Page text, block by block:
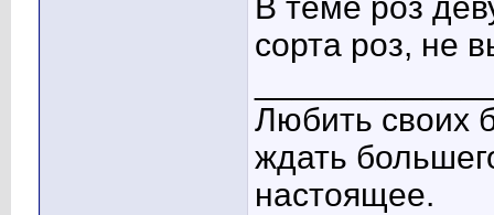
В теме роз
сорта роз, не
Любить своих
ждать
настоящее.